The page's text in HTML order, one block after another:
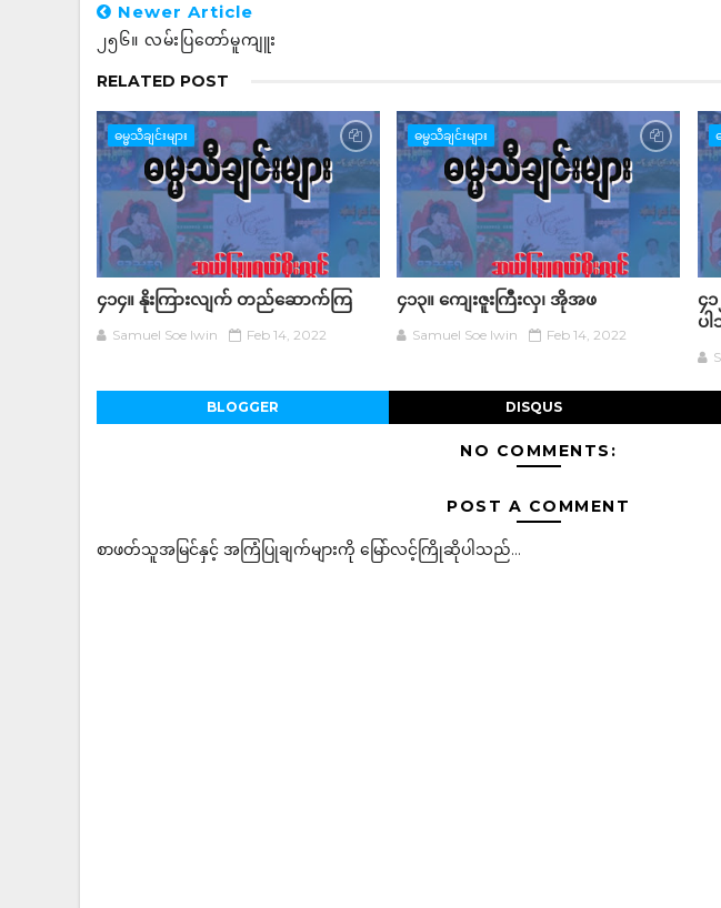
Newer Article
၂၅၆။ လမ်းပြတော်မူကျူး
RELATED POST
ဓမ္မသီချင်းများ
၄၁၄။ နိုးကြားလျက် တည်ဆောက်ကြ
Samuel Soe lwin Feb 14, 2022
ဓမ္မသီချင်းများ
၄၁၃။ ကျေးဇူးကြီးလှ၊ အိုအဖ
Samuel Soe lwin Feb 14, 2022
၄
ပါ
BLOGGER DISQUS
NO COMMENTS:
POST A COMMENT
စာဖတ်သူအမြင်နှင့် အကြံပြုချက်များကို မြော်လင့်ကြိုဆိုပါသည်...